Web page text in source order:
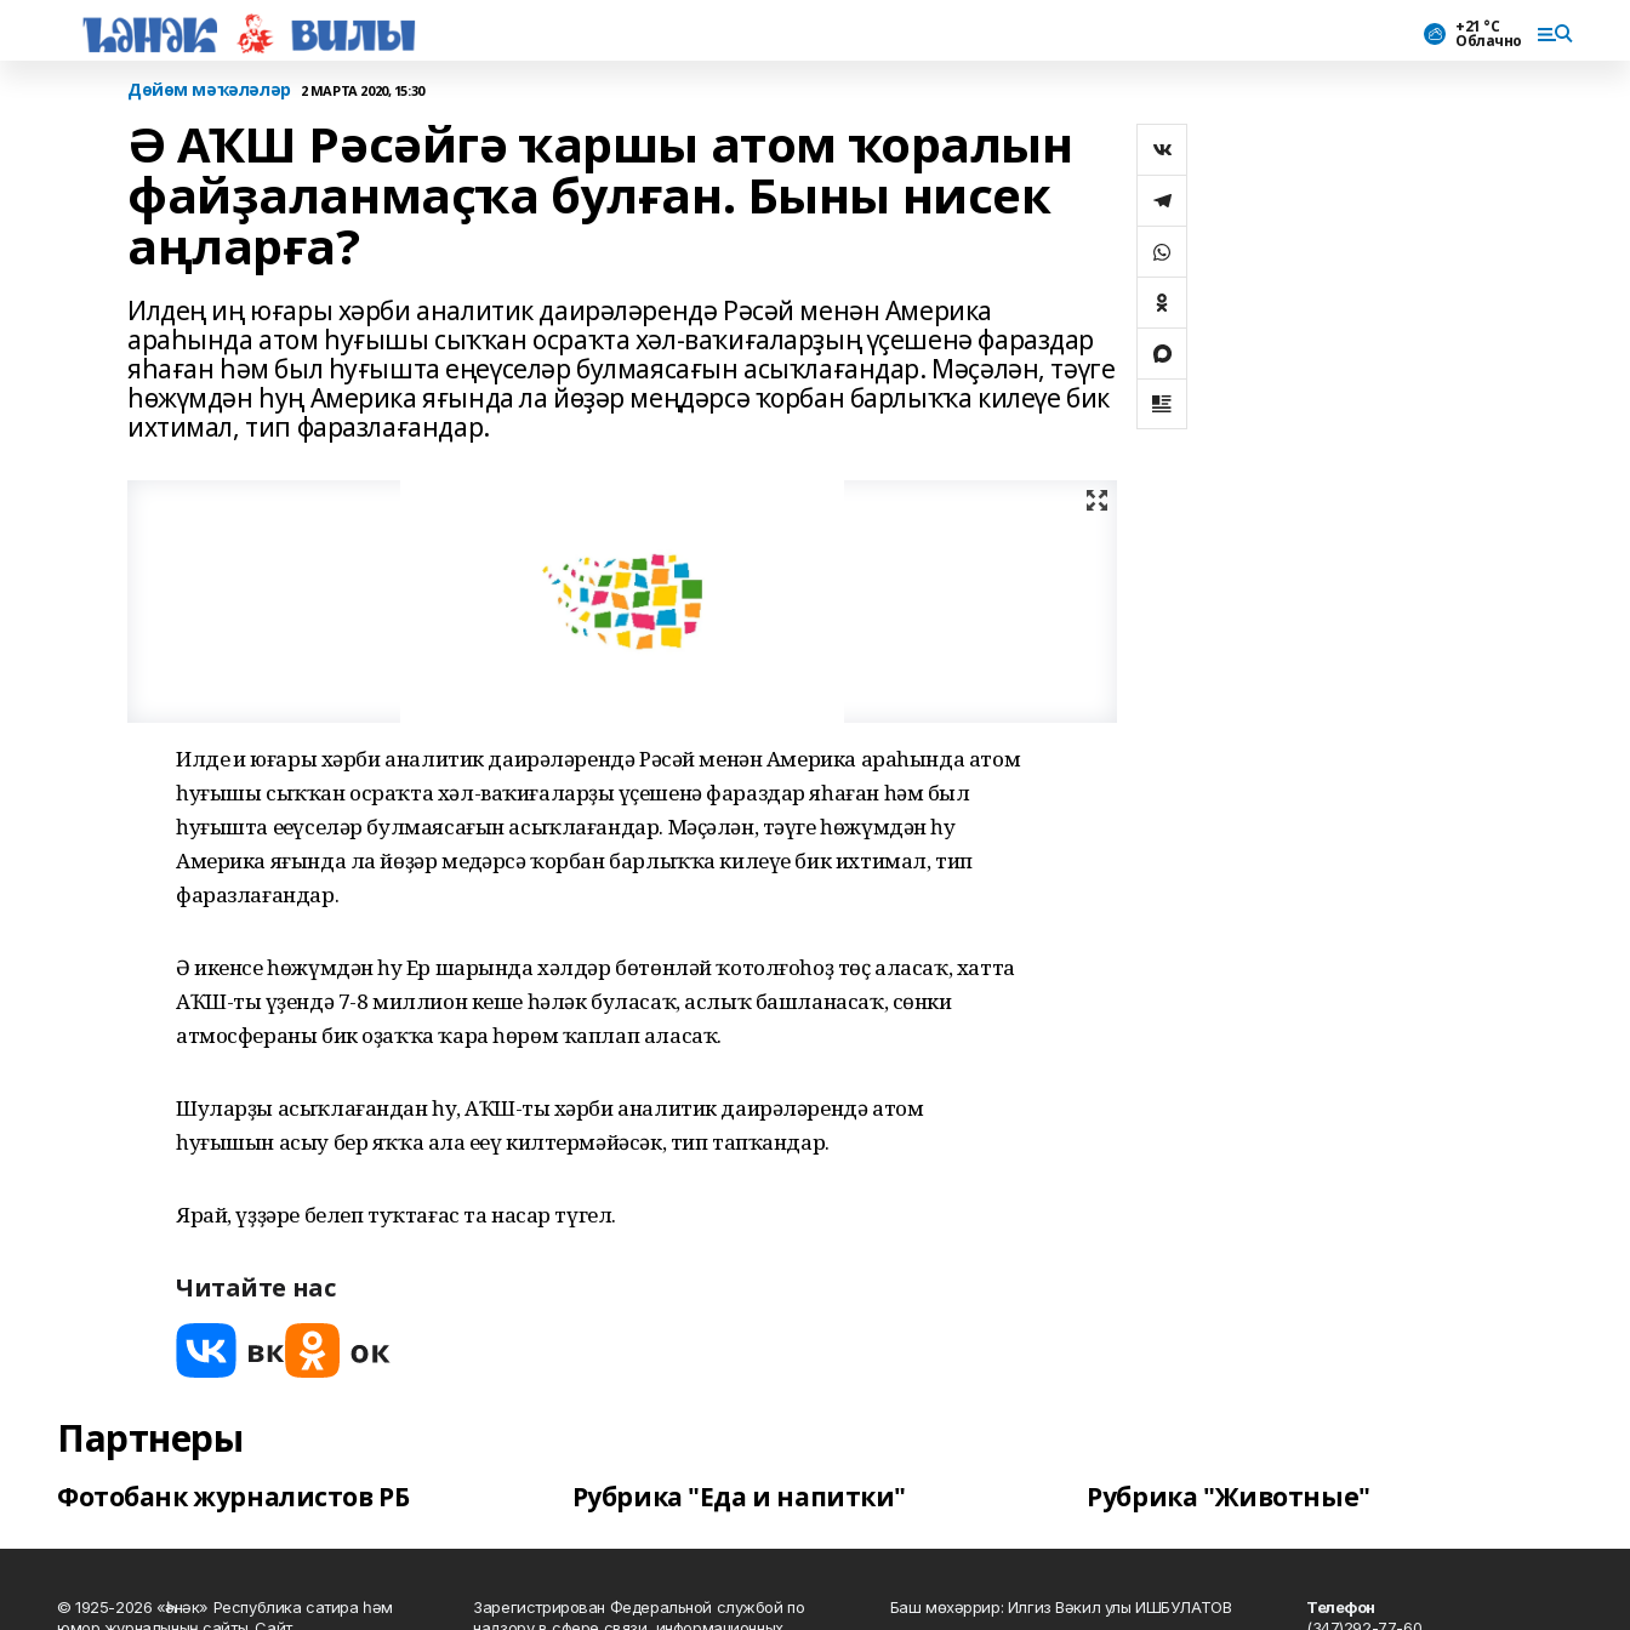
+21 °С
Облачно
Дөйөм мәҡәләләр 2 МАРТА 2020, 15:30
Ә АҠШ Рәсәйгә ҡаршы атом ҡоралын
файҙаланмаҫҡа булған. Быны нисек
аңларға?
Илдең иң юғары хәрби аналитик даирәләрендә Рәсәй менән Америка
араһында атом һуғышы сыҡҡан осраҡта хәл-ваҡиғаларҙың үҫешенә фараздар
яһаған һәм был һуғышта еңеүселәр булмаясағын асыҡлағандар. Мәҫәлән, тәүге
һөжүмдән һуң Америка яғында ла йөҙәр меңдәрсә ҡорбан барлыҡҡа килеүе бик
ихтимал, тип фаразлағандар.
Илдең иң юғары хәрби аналитик даирәләрендә Рәсәй менән Америка араһында атом
һуғышы сыҡҡан осраҡта хәл-ваҡиғаларҙың үҫешенә фараздар яһаған һәм был
һуғышта еңеүселәр булмаясағын асыҡлағандар. Мәҫәлән, тәүге һөжүмдән һуң
Америка яғында ла йөҙәр меңдәрсә ҡорбан барлыҡҡа килеүе бик ихтимал, тип
фаразлағандар.
Ә икенсе һөжүмдән һуң Ер шарында хәлдәр бөтөнләй ҡотолғоһоҙ төҫ аласаҡ, хатта
АҠШ-тың үҙендә 7-8 миллион кеше һәләк буласаҡ, аслыҡ башланасаҡ, сөнки
атмосфераны бик оҙаҡҡа ҡара һөрөм ҡаплап аласаҡ.
Шуларҙы асыҡлағандан һуң, АҠШ-тың хәрби аналитик даирәләрендә атом
һуғышын асыу бер яҡҡа ала еңеү килтермәйәсәк, тип тапҡандар.
Ярай, үҙҙәре белеп туҡтағас та насар түгел.
Читайте нас
Партнеры
Фотобанк журналистов РБ Рубрика "Еда и напитки" Рубрика "Животные"
© 1925-2026 «Һәнәк» Республика сатира һәм
Зарегистрирован Федеральной службой по
Баш мөхәррир: Илгиз Вәкил улы ИШБУЛАТОВ
Телефон